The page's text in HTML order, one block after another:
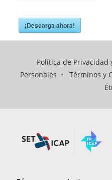
¡Descarga ahora!
Política de Privacidad
Personales • Términos y